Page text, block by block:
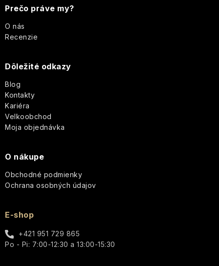
á
p
t
e
Prečo práve my?
O nás
Recenzie
Dôležité odkazy
Blog
Kontakty
Kariéra
Velkoobchod
Moja objednávka
O nákupe
Obchodné podmienky
Ochrana osobných údajov
E-shop
+421 951 729 865
Po - Pi: 7:00-12:30 a 13:00-15:30